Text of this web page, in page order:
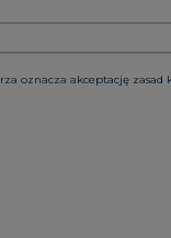
oznacza akceptację zasad